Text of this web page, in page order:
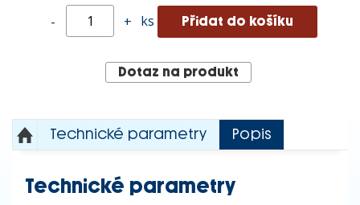
- + ks
Dotaz na produkt
Technické parametry Popis
Technické parametry